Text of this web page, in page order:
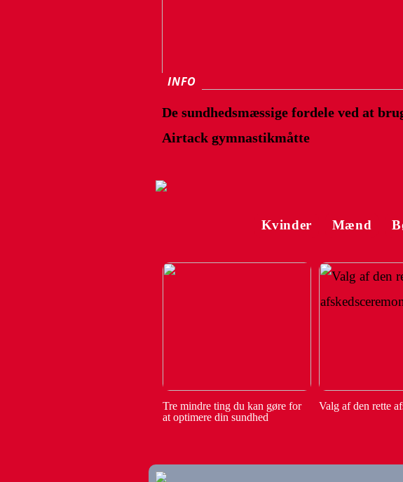
INFO
De sundhedsmæssige fordele ved at
Airtack gymnastikmåtte
Kvinder Mænd
Tre mindre ting du kan gøre for
at optimere din sundhed
Valg af den rette